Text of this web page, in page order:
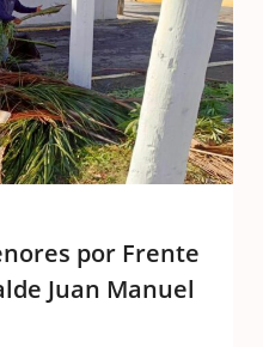
por Frente
Juan Manuel